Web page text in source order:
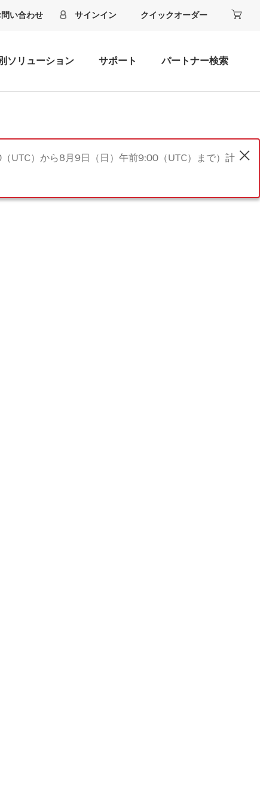
問い合わせ サインイン クイックオーダー
ソリューション サポート パートナー検索
UTC）から8月9日（日）午前9:00（UTC）まで）計